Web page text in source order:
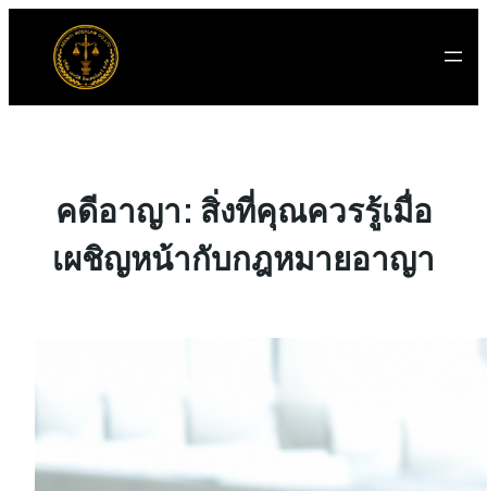
คดีอาญา: สิ่งที่คุณควรรู้เมื่อ
เผชิญหน้ากับกฎหมายอาญา